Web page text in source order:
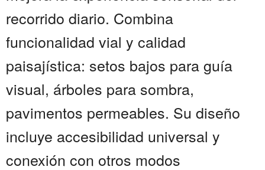
recorrido diario. Combina
funcionalidad vial y calidad
paisajística: setos bajos para guía
visual, árboles para sombra,
pavimentos permeables. Su diseño
incluye accesibilidad universal y
conexión con otros modos